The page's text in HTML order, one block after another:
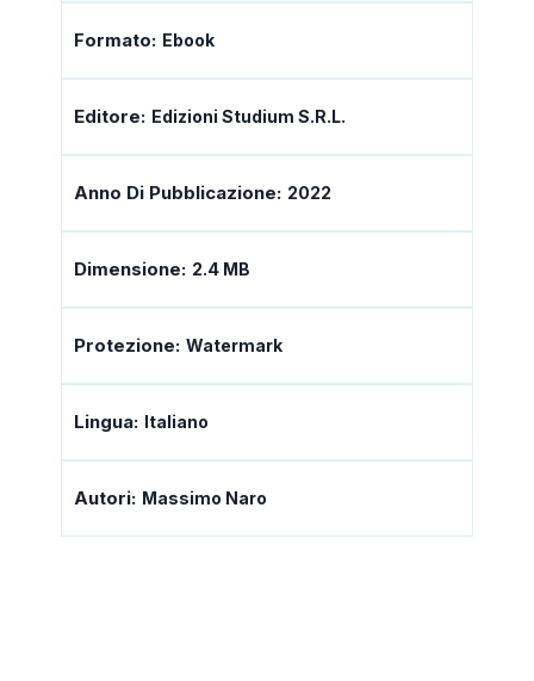
Formato: Ebook
Editore: Edizioni Studium S.r.l.
Anno Di Pubblicazione: 2022
Dimensione: 2.4 MB
Protezione: Watermark
Lingua: Italiano
Autori: Massimo Naro